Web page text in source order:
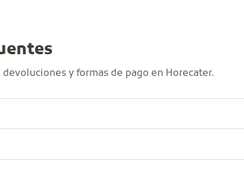
y formas de pago en Horecater.